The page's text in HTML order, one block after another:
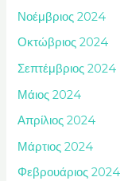
Νοέμβριος 2024
Οκτώβριος 2024
Σεπτέμβριος 2024
Μάιος 2024
Απρίλιος 2024
Μάρτιος 2024
Φεβρουάριος 2024